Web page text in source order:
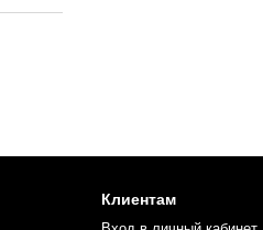
Клиентам